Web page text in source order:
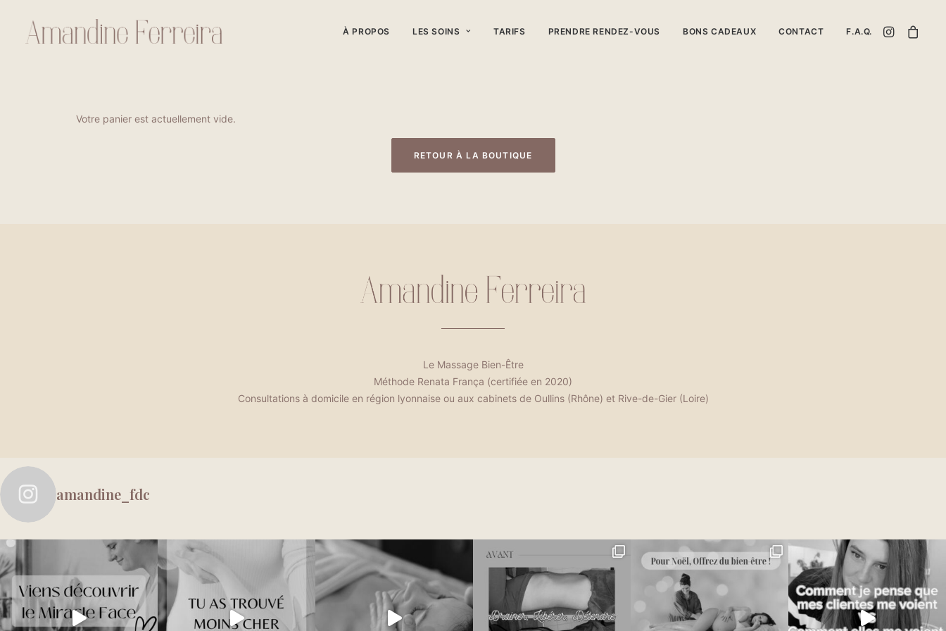
À PROPOS LES SOINS TARIFS PRENDRE RENDEZ-VOUS BONS CADEAUX CONTACT F.A.Q.
Votre panier est actuellement vide.
RETOUR À LA BOUTIQUE
Le Massage Bien-Être
Méthode Renata França (certifiée en 2020)
Consultations à domicile en région lyonnaise ou aux cabinets de Oullins (Rhône) et Rive-de-Gier (Loire)
amandine_fdc